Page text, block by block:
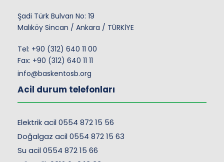
Şadi Türk Bulvarı No: 19
Malıköy Sincan / Ankara / TÜRKİYE
Tel: +90 (312) 640 11 00
Fax: +90 (312) 640 11 11
info@baskentosb.org
Acil durum telefonları
Elektrik acil 0554 872 15 56
Doğalgaz acil 0554 872 15 63
Su acil 0554 872 15 66